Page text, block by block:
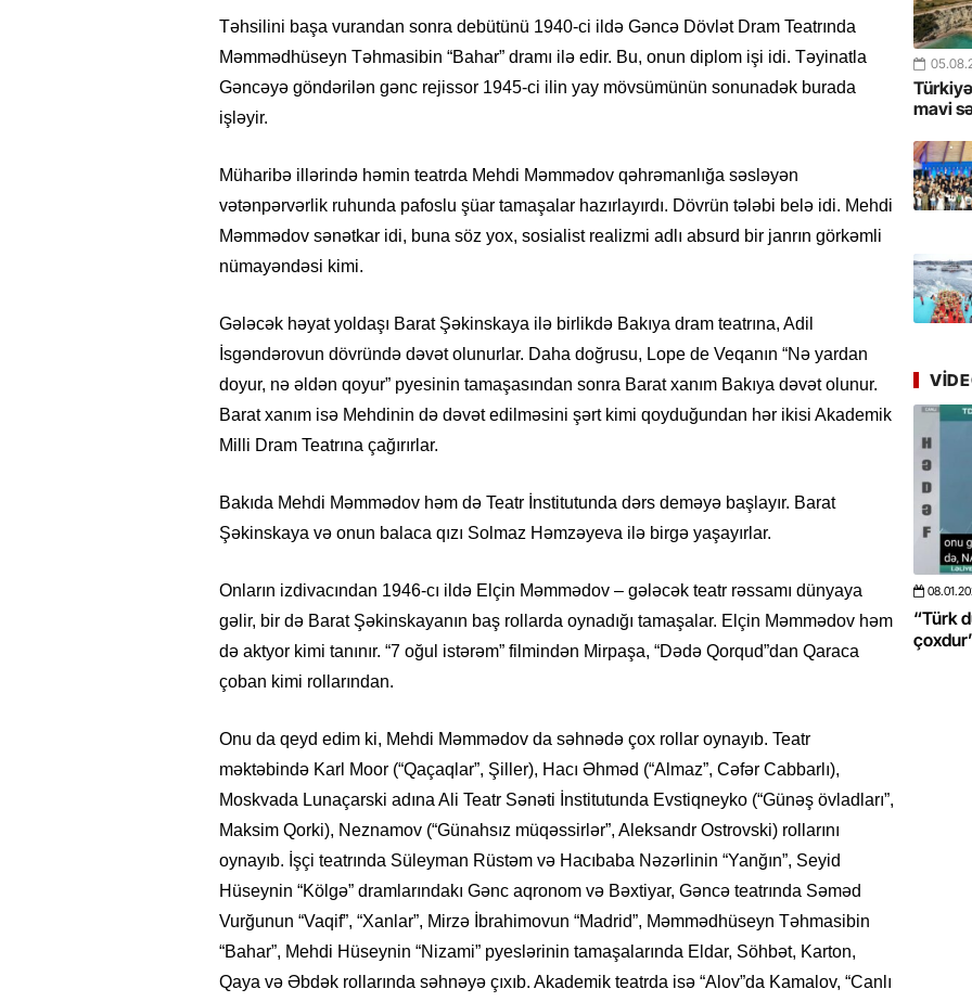
Təhsilini başa vurandan sonra debütünü 1940-ci ildə Gəncə Dövlət Dram Teatrında
Məmmədhüseyn Təhmasibin “Bahar” dramı ilə edir. Bu, onun diplom işi idi. Təyinatla
Gəncəyə göndərilən gənc rejissor 1945-ci ilin yay mövsümünün sonunadək burada
işləyir.
Müharibə illərində həmin teatrda Mehdi Məmmədov qəhrəmanlığa səsləyən
vətənpərvərlik ruhunda pafoslu şüar tamaşalar hazırlayırdı. Dövrün tələbi belə idi. Mehdi
Məmmədov sənətkar idi, buna söz yox, sosialist realizmi adlı absurd bir janrın görkəmli
nümayəndəsi kimi.
Gələcək həyat yoldaşı Barat Şəkinskaya ilə birlikdə Bakıya dram teatrına, Adil
İsgəndərovun dövründə dəvət olunurlar. Daha doğrusu, Lope de Veqanın “Nə yardan
doyur, nə əldən qoyur” pyesinin tamaşasından sonra Barat xanım Bakıya dəvət olunur.
Barat xanım isə Mehdinin də dəvət edilməsini şərt kimi qoyduğundan hər ikisi Akademik
Milli Dram Teatrına çağırırlar.
Bakıda Mehdi Məmmədov həm də Teatr İnstitutunda dərs deməyə başlayır. Barat
Şəkinskaya və onun balaca qızı Solmaz Həmzəyeva ilə birgə yaşayırlar.
Onların izdivacından 1946-cı ildə Elçin Məmmədov – gələcək teatr rəssamı dünyaya
gəlir, bir də Barat Şəkinskayanın baş rollarda oynadığı tamaşalar. Elçin Məmmədov həm
də aktyor kimi tanınır. “7 oğul istərəm” filmindən Mirpaşa, “Dədə Qorqud”dan Qaraca
çoban kimi rollarından.
Onu da qeyd edim ki, Mehdi Məmmədov da səhnədə çox rollar oynayıb. Teatr
məktəbində Karl Moor (“Qaçaqlar”, Şiller), Hacı Əhməd (“Almaz”, Cəfər Cabbarlı),
Moskvada Lunaçarski adına Ali Teatr Sənəti İnstitutunda Evstiqneyko (“Günəş övladları”,
Maksim Qorki), Neznamov (“Günahsız müqəssirlər”, Aleksandr Ostrovski) rollarını
oynayıb. İşçi teatrında Süleyman Rüstəm və Hacıbaba Nəzərlinin “Yanğın”, Seyid
Hüseynin “Kölgə” dramlarındakı Gənc aqronom və Bəxtiyar, Gəncə teatrında Səməd
Vurğunun “Vaqif”, “Xanlar”, Mirzə İbrahimovun “Madrid”, Məmmədhüseyn Təhmasibin
“Bahar”, Mehdi Hüseynin “Nizami” pyeslərinin tamaşalarında Eldar, Söhbət, Karton,
Qaya və Əbdək rollarında səhnəyə çıxıb. Akademik teatrda isə “Alov”da Kamalov, “Canlı
“İlham
YAP
Günü
yer
Üstellə
mavi
14.05.2026- 10:58 347
“ABŞ və Qərb Çinin daha da böyüməsini
istəmir”- VİDEO
08.01.2026- 10:50 424
“Türk dünyası ilə bağlı görüləcək işlər
çoxdur” -VİDEO